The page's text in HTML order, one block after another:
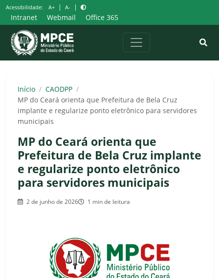
Pular
para
o
conteúdo
Acessibilidade: A+ | A- |
Intranet Webmail Office 365
Início / CAODPP /
MP do Ceará orienta que Prefeitura de Bela Cruz
implante e regularize ponto eletrônico para servidores
municipais
MP do Ceará orienta que
Prefeitura de Bela Cruz implante
e regularize ponto eletrônico
para servidores municipais
2 de junho de 2026 1 min de leitura